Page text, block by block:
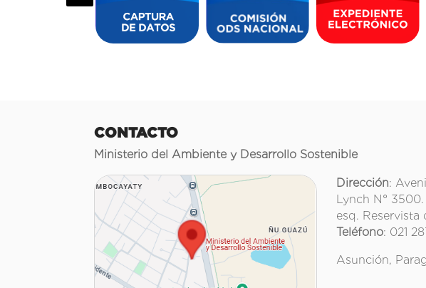
CONTACTO
Ministerio del Ambiente y Desarrollo Sostenible
Dirección:
Lynch N° 3500.
esq. Reservista
Teléfono: 021
Asunción,